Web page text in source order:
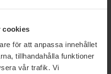
cookies
för att anpassa innehållet
tillhandahålla funktioner
vår trafik. Vi